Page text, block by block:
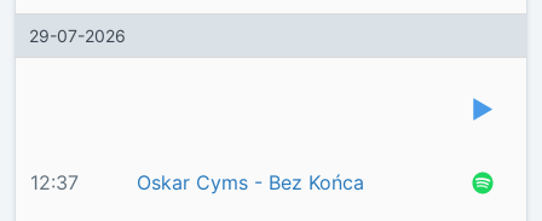
29-07-2026
12:37 Oskar Cyms - Bez Końca